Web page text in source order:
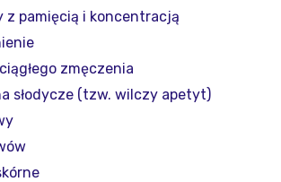
z pamięcią i koncentracją
zmęczenia
słodycze (tzw. wilczy apetyt)